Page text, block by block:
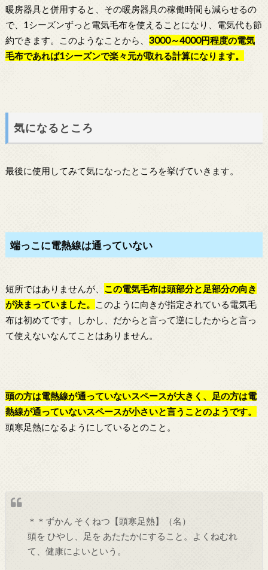
暖房器具と併用すると、その暖房器具の稼働時間も減らせるの
で、1シーズンずっと電気毛布を使えることになり、電気代も節
約できます。このようなことから、 3000～4000円程度の電気
毛布であれば1シーズンで楽々元が取れる計算になります。
気になるところ
最後に使用してみて気になったところを挙げていきます。
端っこに電熱線は通っていない
短所ではありませんが、 この電気毛布は頭部分と足部分の向き
が決まっていました。
このように向きが指定されている電気毛
布は初めてです。しかし、だからと言って逆にしたからと言っ
て使えないなんてことはありません。
頭の方は電熱線が通っていないスペースが大きく、足の方は電
熱線が通っていないスペースが小さいと言うことのようです。
頭寒足熱になるようにしているとのこと。
＊＊ずかん そくねつ【頭寒足熱】（名）
頭を ひやし、足を あたたかにすること。よくねむれ
て、健康によいという。